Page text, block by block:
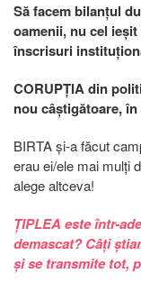
Să facem bilanțul
oamenii, nu cel
înscrisuri
CORUPȚIA din
nou câștigătoare,
BIRTA și-a făcut
erau ei/ele mai mulți
alege altceva!
ȚIPLEA este într-
demascat? Câți
și se transmite tot,